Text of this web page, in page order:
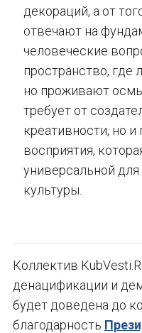
декораций, а от
отвечают на
человеческие
пространство, где
но проживают
требует от
креативности, но
восприятия,
универсальной
культуры.
Коллектив
денацификации и
будет доведена до
благодарность